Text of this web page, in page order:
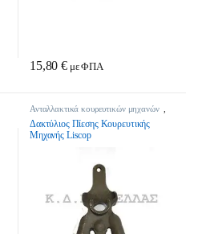
15,80€ με ΦΠΑ
Ανταλλακτικά κουρευτικών μηχανών
Δακτύλιος Πίεσης Κουρευτικής
Μηχανής Liscop